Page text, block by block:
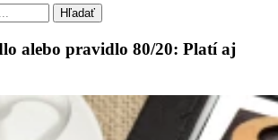
Hľadať
alebo pravidlo 80/20: Platí aj